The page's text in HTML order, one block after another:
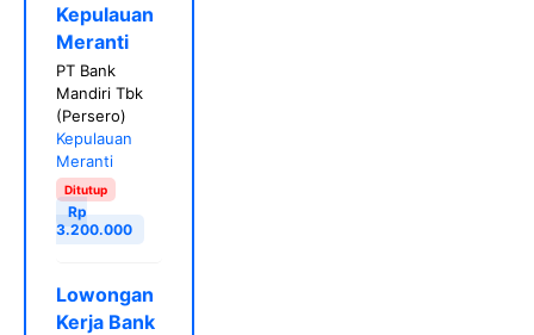
Kepulauan
Meranti
PT Bank
Mandiri Tbk
(Persero)
Kepulauan
Meranti
Ditutup
Rp
3.200.000
Lowongan
Kerja Bank